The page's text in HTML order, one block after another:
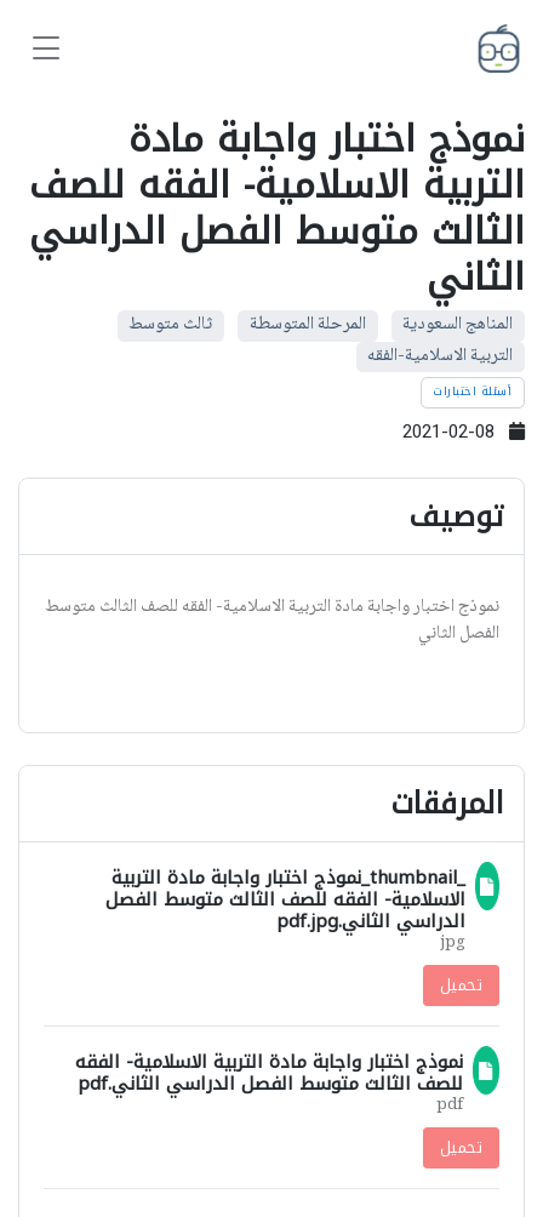
نموذج اختبار واجابة مادة
التربية الاسلامية- الفقه للصف
الثالث متوسط الفصل الدراسي
الثاني
المناهج السعودية المرحلة المتوسطة
ثالث متوسط
التربية الاسلامية-الفقه
أسئلة اختبارات
توصيف
نموذج اختبار واجابة مادة التربية الاسلامية- الفقه للصف الثالث متوسط
الفصل الثاني
المرفقات
_thumbnail_نموذج اختبار واجابة مادة التربية
الاسلامية- الفقه للصف الثالث متوسط الفصل
الدراسي الثاني.pdf.jpg
jpg
تحميل
نموذج اختبار واجابة مادة التربية الاسلامية- الفقه
للصف الثالث متوسط الفصل الدراسي الثاني.pdf
pdf
تحميل